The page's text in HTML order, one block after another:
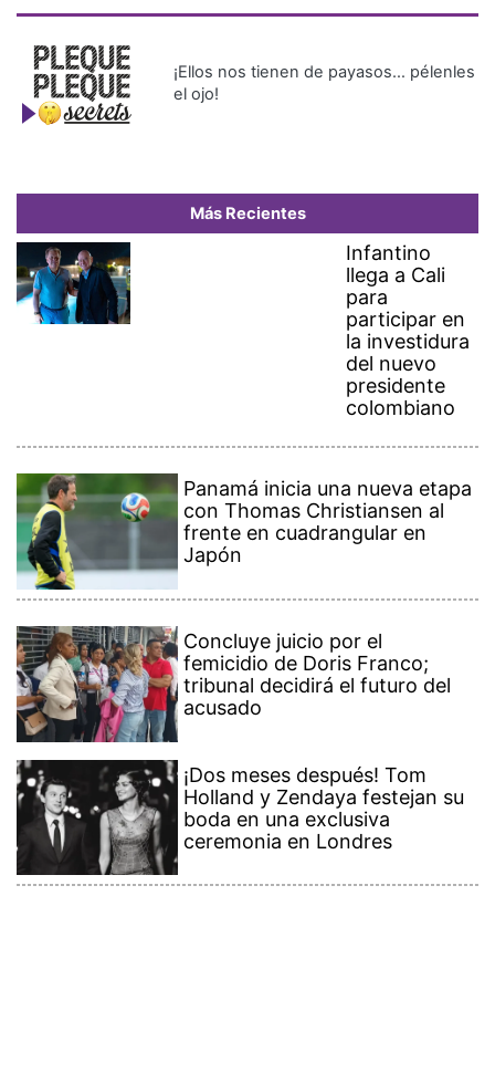
¡Ellos nos tienen de payasos… pélenles
el ojo!
Más Recientes
Infantino
llega a Cali
para
participar en
la investidura
del nuevo
presidente
colombiano
Panamá inicia una nueva etapa
con Thomas Christiansen al
frente en cuadrangular en
Japón
Concluye juicio por el
femicidio de Doris Franco;
tribunal decidirá el futuro del
acusado
¡Dos meses después! Tom
Holland y Zendaya festejan su
boda en una exclusiva
ceremonia en Londres